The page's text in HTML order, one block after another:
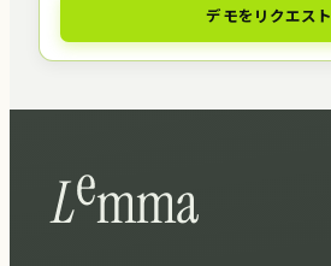
デモをリクエスト